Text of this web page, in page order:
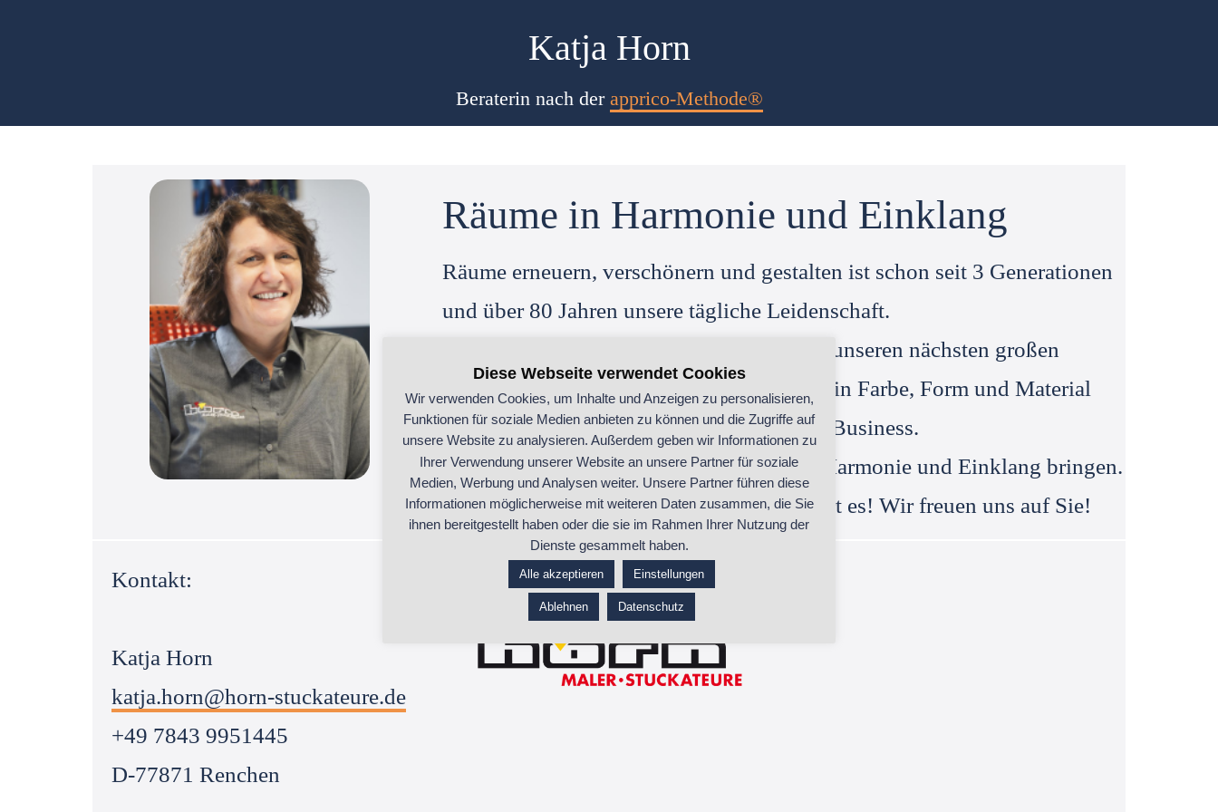
Katja Horn
Beraterin nach der apprico-Methode®
Räume in Harmonie und Einklang
Räume erneuern, verschönern und gestalten ist schon seit 3 Generationen
und über 80 Jahren unsere tägliche Leidenschaft.
Mit der apprico®-Methode gehen wir nun unseren nächsten großen
Schritt, um Ihre Räume noch individueller in Farbe, Form und Material
auf Sie abzustimmen. Egal, ob Privat oder Business.
Lassen Sie uns zusammen Ihre Räume in Harmonie und Einklang bringen.
Gutes Feng Shui sieht man nicht, man spürt es! Wir freuen uns auf Sie!
Kontakt:
Katja Horn
katja.horn@horn-stuckateure.de
+49 7843 9951445
D-77871 Renchen
https://horn-stuckateure.de
Diese Webseite verwendet Cookies
Wir verwenden Cookies, um Inhalte und Anzeigen zu personalisieren,
Funktionen für soziale Medien anbieten zu können und die Zugriffe auf
unsere Website zu analysieren. Außerdem geben wir Informationen zu
Ihrer Verwendung unserer Website an unsere Partner für soziale
Medien, Werbung und Analysen weiter. Unsere Partner führen diese
Informationen möglicherweise mit weiteren Daten zusammen, die Sie
ihnen bereitgestellt haben oder die sie im Rahmen Ihrer Nutzung der
Dienste gesammelt haben.
Alle akzeptieren Einstellungen
Ablehnen Datenschutz